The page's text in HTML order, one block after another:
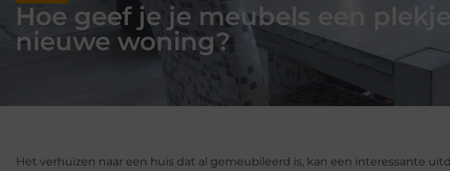
Hoe geef je je meubels een
nieuwe woning?
Het verhuizen naar een huis dat al gemeubileerd is, kan een interessante